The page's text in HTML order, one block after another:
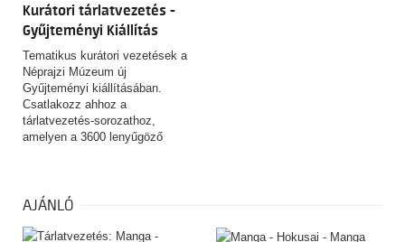
Kurátori tárlatvezetés -
Gyűjteményi Kiállítás
Tematikus kurátori vezetések a
Néprajzi Múzeum új
Gyűjteményi kiállításában.
Csatlakozz ahhoz a
tárlatvezetés-sorozathoz,
amelyen a 3600 lenyűgöző
rejtett történeteit és
meg! FONTOS! Az egyes
AJÁNLÓ